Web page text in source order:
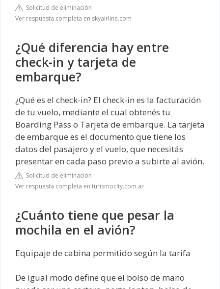
Solicitud de eliminación
Ver respuesta completa en skyairline.com
¿Qué diferencia hay entre
check-in y tarjeta de
embarque?
¿Qué es el check-in? El check-in es la facturación
de tu vuelo, mediante el cual obtenés tu
Boarding Pass o Tarjeta de embarque. La tarjeta
de embarque es el documento que tiene los
datos del pasajero y el vuelo, que necesitás
presentar en cada paso previo a subirte al avión.
Solicitud de eliminación
Ver respuesta completa en turismocity.com.ar
¿Cuánto tiene que pesar la
mochila en el avión?
Equipaje de cabina permitido según la tarifa
De igual modo define que el bolso de mano